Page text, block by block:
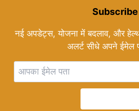
Subscribe
नई अपडेट्स, योजना में बदलाव, और
अलर्ट सीधे अपने ईमेल